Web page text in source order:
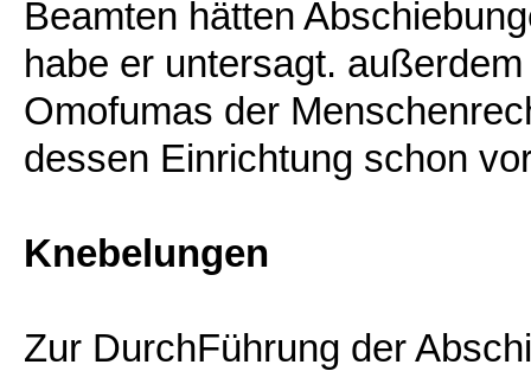
Beamten hätten
habe er untersagt.
Omofumas der
dessen Einrichtung schon
Knebelungen
Zur DurchFührung der